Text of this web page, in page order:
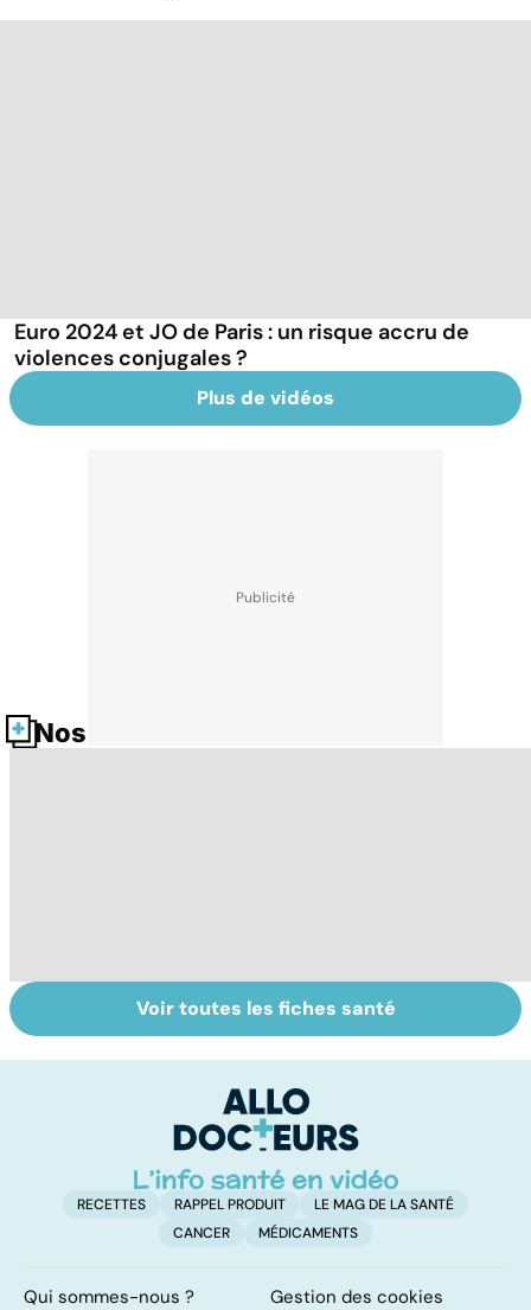
Euro 2024 et JO de Paris : un risque accru de
violences conjugales ?
Plus de vidéos
Nos fiches santé
Violences
sexuelles :
Bébés secoués,
un syndrome
Voir toutes les fiches santé
RECETTES RAPPEL PRODUIT
LE MAG DE LA SANTÉ
CANCER
MÉDICAMENTS
Qui sommes-nous ? Gestion des cookies